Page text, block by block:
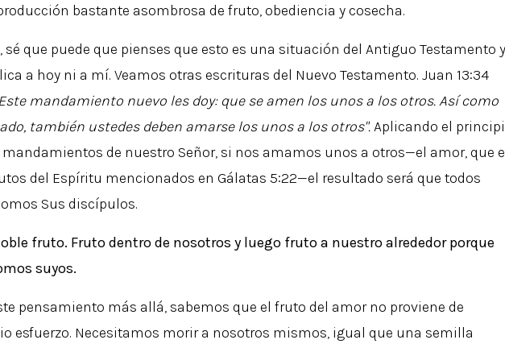
bastante asombrosa de fruto, obediencia y cosecha.
sé que puede que pienses que esto es una situación del Antiguo Testamento y
a hoy ni a mí. Veamos otras escrituras del Nuevo Testamento. Juan 13:34
Este mandamiento nuevo les doy: que se amen los unos a los otros. Así como
también ustedes deben amarse los unos a los otros".Aplicando el
de nuestro Señor, si nos amamos unos a otros—el amor, que
del Espíritu mencionados en Gálatas 5:22—el resultado será que todos
Sus discípulos.
fruto. Fruto dentro de nosotros y luego fruto a nuestro alrededor porque
suyos.
pensamiento más allá, sabemos que el fruto del amor no proviene de
esfuerzo. Necesitamos morir a nosotros mismos, igual que una semilla